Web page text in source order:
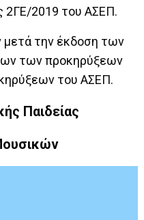
2ΓΕ/2019 του ΑΣΕΠ.
μετά την έκδοση των
των προκηρύξεων
του ΑΣΕΠ.
Παιδείας